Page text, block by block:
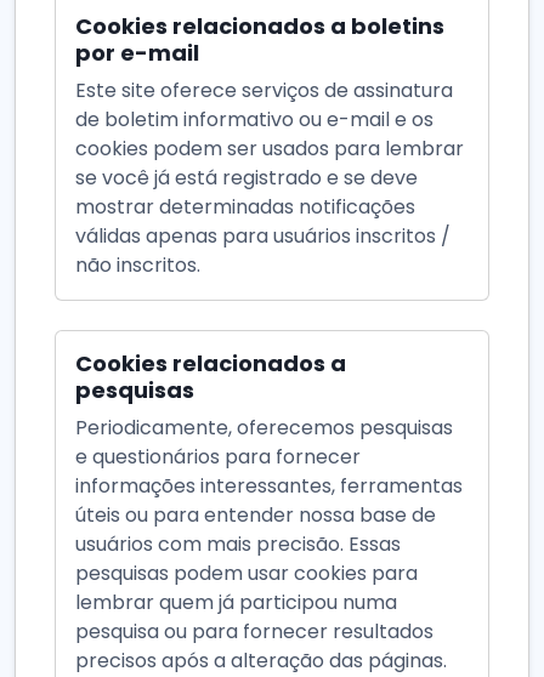
Cookies relacionados a boletins
por e-mail
Este site oferece serviços de assinatura
de boletim informativo ou e-mail e os
cookies podem ser usados para lembrar
se você já está registrado e se deve
mostrar determinadas notificações
válidas apenas para usuários inscritos /
não inscritos.
Cookies relacionados a
pesquisas
Periodicamente, oferecemos pesquisas
e questionários para fornecer
informações interessantes, ferramentas
úteis ou para entender nossa base de
usuários com mais precisão. Essas
pesquisas podem usar cookies para
lembrar quem já participou numa
pesquisa ou para fornecer resultados
precisos após a alteração das páginas.